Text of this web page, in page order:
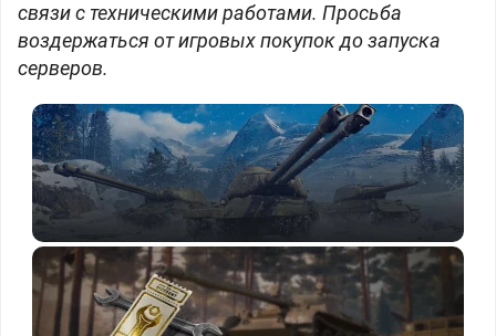
связи с техническими работами. Просьба
воздержаться от игровых покупок до запуска
серверов.